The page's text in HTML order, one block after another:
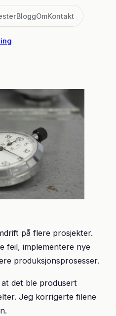
på flere prosjekter.
feil, implementere nye
produksjonsprosesser.
det ble produsert
Jeg korrigerte filene
BloggOmKontakt